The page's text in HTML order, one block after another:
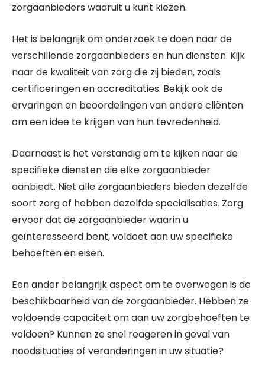
zorgaanbieders waaruit u kunt kiezen.
Het is belangrijk om onderzoek te doen naar de
verschillende zorgaanbieders en hun diensten. Kijk
naar de kwaliteit van zorg die zij bieden, zoals
certificeringen en accreditaties. Bekijk ook de
ervaringen en beoordelingen van andere cliënten
om een idee te krijgen van hun tevredenheid.
Daarnaast is het verstandig om te kijken naar de
specifieke diensten die elke zorgaanbieder
aanbiedt. Niet alle zorgaanbieders bieden dezelfde
soort zorg of hebben dezelfde specialisaties. Zorg
ervoor dat de zorgaanbieder waarin u
geïnteresseerd bent, voldoet aan uw specifieke
behoeften en eisen.
Een ander belangrijk aspect om te overwegen is de
beschikbaarheid van de zorgaanbieder. Hebben ze
voldoende capaciteit om aan uw zorgbehoeften te
voldoen? Kunnen ze snel reageren in geval van
noodsituaties of veranderingen in uw situatie?